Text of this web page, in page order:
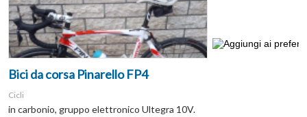
Bici da corsa Pinarello FP4
Cicli
in carbonio, gruppo elettronico Ultegra 10V.